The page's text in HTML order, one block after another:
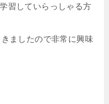
習していらっしゃる方
ましたので非常に興味